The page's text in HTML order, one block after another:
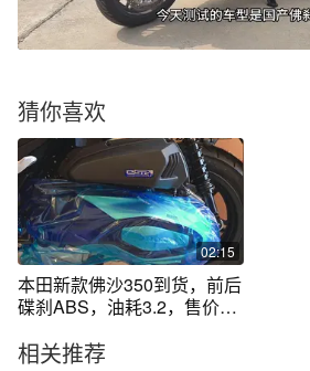
猜你喜欢
02:15
本田新款佛沙350到货，前后
碟刹ABS，油耗3.2，售价5.3
相关推荐